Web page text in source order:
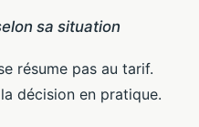
sa situation
résume pas au tarif.
décision en pratique.